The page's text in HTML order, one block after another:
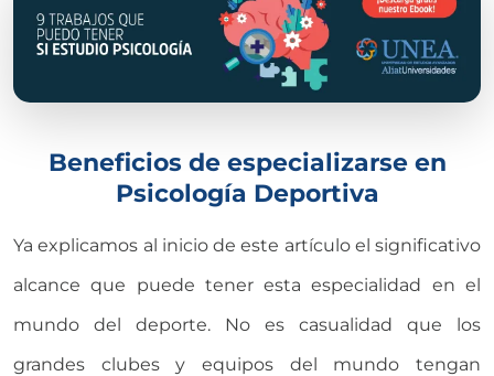
Beneficios de especializarse en
Psicología Deportiva
Ya explicamos al inicio de este artículo el significativo
alcance que puede tener esta especialidad en el
mundo del deporte. No es casualidad que los
grandes clubes y equipos del mundo tengan